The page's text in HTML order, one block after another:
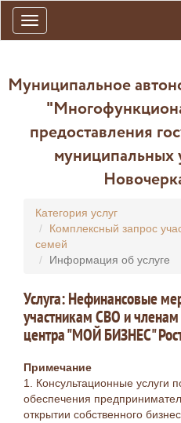
Toggle
navigation
Муниципальное
предоставления
муниципальных
Категория услуг
Комплексный запрос
семей
Информация об услуге
Услуга: Нефинансовые
участникам СВО и
центра "МОЙ БИЗНЕС"
Примечание
1. Консультационные услуги
обеспечения
открытии собственного